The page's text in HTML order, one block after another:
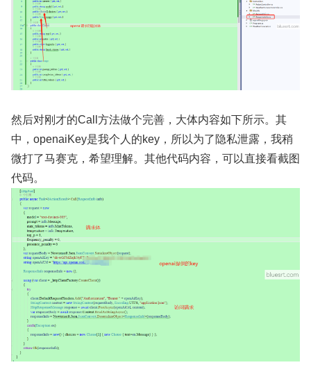
然后对刚才的Call方法做个完善，大体内容如下所示。其
中，openaiKey是我个人的key，所以为了隐私泄露，我稍
微打了马赛克，希望理解。其他代码内容，可以直接看截图
代码。